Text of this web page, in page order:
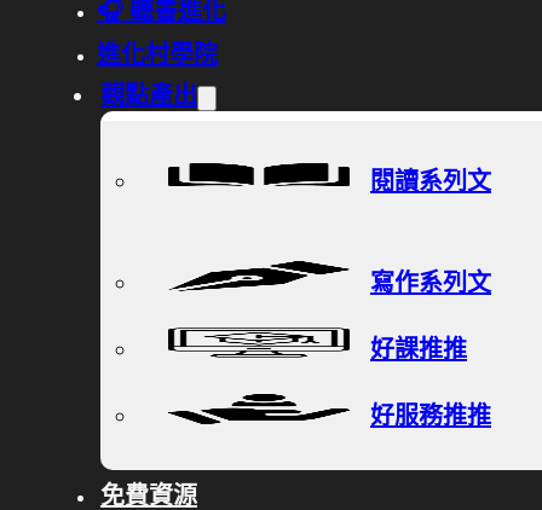
🎧 聽書進化
進化村學院
觀點產出
閱讀系列文
寫作系列文
好課推推
好服務推推
免費資源